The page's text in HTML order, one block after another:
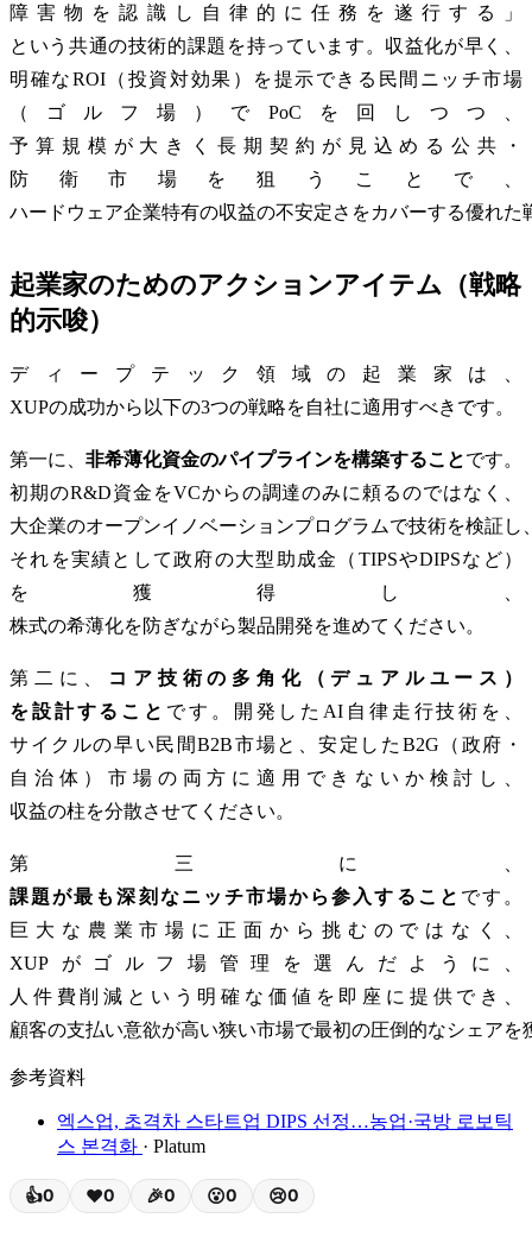
障害物を認識し自律的に任務を遂行する」
という共通の技術的課題を持っています。収益化が早く、
明確なROI（投資対効果）を提示できる民間ニッチ市場
（ゴルフ場）でPoCを回しつつ、
予算規模が大きく長期契約が見込める公共・
防衛市場を狙うことで、
ハードウェア企業特有の収益の不安定さをカバーする優れた
起業家のためのアクションアイテム（戦略
的示唆）
ディープテック領域の起業家は、
XUPの成功から以下の3つの戦略を自社に適用すべきです。
第一に、 非希薄化資金のパイプラインを構築することです。
初期のR&D資金をVCからの調達のみに頼るのではなく、
大企業のオープンイノベーションプログラムで技術を検証し
それを実績として政府の大型助成金（TIPSやDIPSなど）
を獲得し、
株式の希薄化を防ぎながら製品開発を進めてください。
第二に、
コア技術の多角化（デュアルユース）
を設計すること です。開発したAI自律走行技術を、
サイクルの早い民間B2B市場と、安定したB2G（政府・
自治体）市場の両方に適用できないか検討し、
収益の柱を分散させてください。
第三に、
課題が最も深刻なニッチ市場から参入すること です。
巨大な農業市場に正面から挑むのではなく、
XUPがゴルフ場管理を選んだように、
人件費削減という明確な価値を即座に提供でき、
顧客の支払い意欲が高い狭い市場で最初の圧倒的なシェアを
参考資料
엑스업, 초격차 스타트업 DIPS 선정…농업·국방 로보틱
스 본격화 · Platum